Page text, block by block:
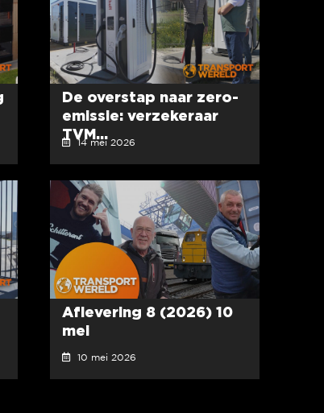
De overstap naar zero-
emissie: verzekeraar
TVM...
14 mei 2026
Aflevering 8 (2026) 10
mei
10 mei 2026